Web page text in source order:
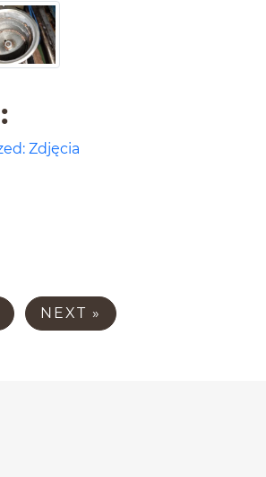
Zdjęcia
o galerii
i poprzednia
NEXT »